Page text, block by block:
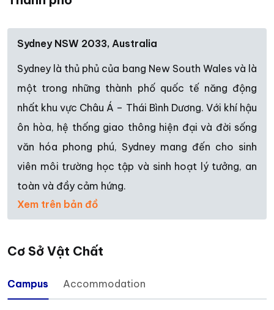
Sydney NSW 2033, Australia
Sydney là thủ phủ của bang New South Wales và là
một trong những thành phố quốc tế năng động
nhất khu vực Châu Á – Thái Bình Dương. Với khí hậu
ôn hòa, hệ thống giao thông hiện đại và đời sống
văn hóa phong phú, Sydney mang đến cho sinh
viên môi trường học tập và sinh hoạt lý tưởng, an
toàn và đầy cảm hứng.
Xem trên bản đồ
Cơ Sở Vật Chất
Campus Accommodation